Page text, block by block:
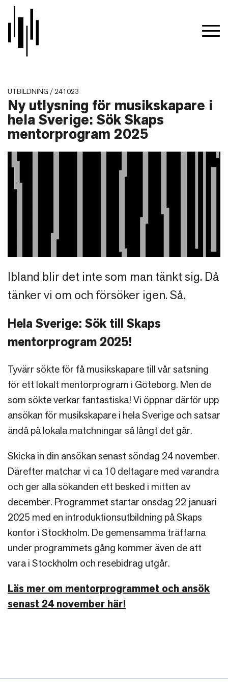
UTBILDNING / 241023
Ny utlysning för musikskapare i
hela Sverige: Sök Skaps
mentorprogram 2025
Ibland blir det inte som man tänkt sig. Då
tänker vi om och försöker igen. Så.
Hela Sverige: Sök till Skaps
mentorprogram 2025!
Tyvärr sökte för få musikskapare till vår satsning
för ett lokalt mentorprogram i Göteborg. Men de
som sökte verkar fantastiska! Vi öppnar därför upp
ansökan för musikskapare i hela Sverige och satsar
ändå på lokala matchningar så långt det går.
Skicka in din ansökan senast söndag 24 november.
Därefter matchar vi ca 10 deltagare med varandra
och ger alla sökanden ett besked i mitten av
december. Programmet startar onsdag 22 januari
2025 med en introduktionsutbildning på Skaps
kontor i Stockholm. De gemensamma träffarna
under programmets gång kommer även de att
vara i Stockholm och resebidrag utgår.
Läs mer om mentorprogrammet och ansök
senast 24 november här!